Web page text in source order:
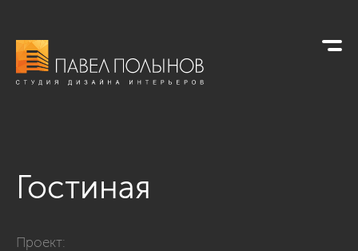
Гостиная
Проект: